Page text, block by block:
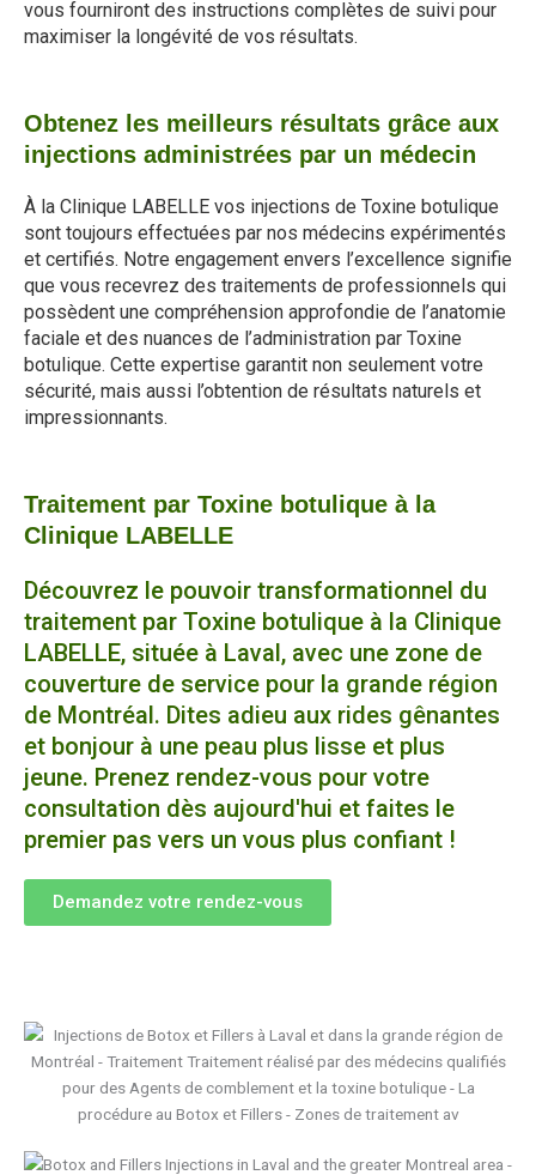
vous fourniront des instructions complètes de suivi pour
maximiser la longévité de vos résultats.
Obtenez les meilleurs résultats grâce aux
injections administrées par un médecin
À la Clinique LABELLE vos injections de Toxine botulique
sont toujours effectuées par nos médecins expérimentés
et certifiés. Notre engagement envers l’excellence signifie
que vous recevrez des traitements de professionnels qui
possèdent une compréhension approfondie de l’anatomie
faciale et des nuances de l’administration par Toxine
botulique. Cette expertise garantit non seulement votre
sécurité, mais aussi l’obtention de résultats naturels et
impressionnants.
Traitement par Toxine botulique à la
Clinique LABELLE
Découvrez le pouvoir transformationnel du
traitement par Toxine botulique à la Clinique
LABELLE, située à Laval, avec une zone de
couverture de service pour la grande région
de Montréal. Dites adieu aux rides gênantes
et bonjour à une peau plus lisse et plus
jeune. Prenez rendez-vous pour votre
consultation dès aujourd'hui et faites le
premier pas vers un vous plus confiant !
Demandez votre rendez-vous